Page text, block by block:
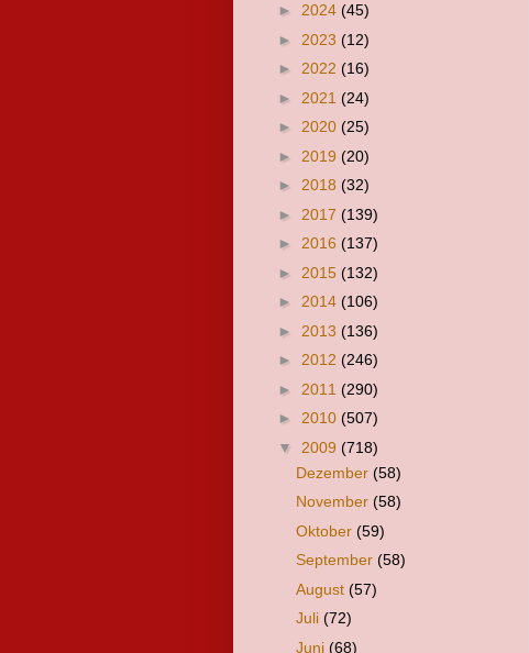
► 2024 (45)
► 2023 (12)
► 2022 (16)
► 2021 (24)
► 2020 (25)
► 2019 (20)
► 2018 (32)
► 2017 (139)
► 2016 (137)
► 2015 (132)
► 2014 (106)
► 2013 (136)
► 2012 (246)
► 2011 (290)
► 2010 (507)
▼ 2009 (718)
Dezember (58)
November (58)
Oktober (59)
September (58)
August (57)
Juli (72)
Juni (68)